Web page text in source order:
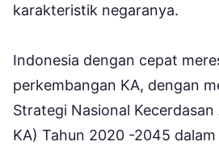
karakteristik negaranya.
Indonesia dengan cepat
perkembangan KA, dengan
Strategi Nasional
KA) Tahun 2020 -2045 dalam